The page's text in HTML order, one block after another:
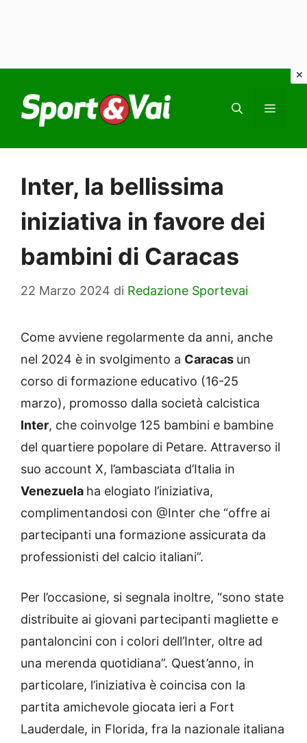
contenuto
Inter, la bellissima
iniziativa in favore dei
bambini di Caracas
22 Marzo 2024 di Redazione Sportevai
Come avviene regolarmente da anni, anche
nel 2024 è in svolgimento a Caracas un
corso di formazione educativo (16-25
marzo), promosso dalla società calcistica
Inter, che coinvolge 125 bambini e bambine
del quartiere popolare di Petare. Attraverso il
suo account X, l’ambasciata d’Italia in
Venezuela ha elogiato l’iniziativa,
complimentandosi con @Inter che “offre ai
partecipanti una formazione assicurata da
professionisti del calcio italiani”.
Per l’occasione, si segnala inoltre, “sono state
distribuite ai giovani partecipanti magliette e
pantaloncini con i colori dell’Inter, oltre ad
una merenda quotidiana”. Quest’anno, in
particolare, l’iniziativa è coincisa con la
partita amichevole giocata ieri a Fort
Lauderdale, in Florida, fra la nazionale italiana